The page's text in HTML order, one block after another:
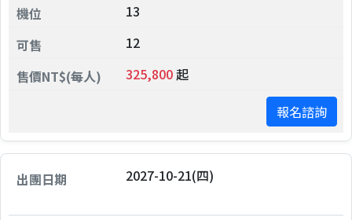
13
12
325,800起
報名諮詢
2027-10-21(四)